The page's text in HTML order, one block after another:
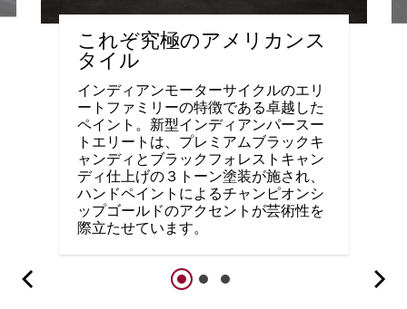
これぞ究極のアメリカンス
タイル
インディアンモーターサイクルのエリ
ートファミリーの特徴である卓越した
ペイント。新型インディアンパースー
トエリートは、プレミアムブラックキ
ャンディとブラックフォレストキャン
ディ仕上げの３トーン塗装が施され、
ハンドペイントによるチャンピオンシ
ップゴールドのアクセントが芸術性を
際立たせています。